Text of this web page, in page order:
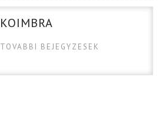
KOIMBRA
TOVABBI BEJEGYZESEK